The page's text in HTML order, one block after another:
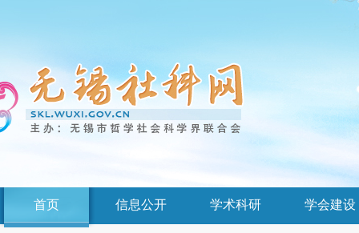
首页 信息公开 学术科研 学会建设